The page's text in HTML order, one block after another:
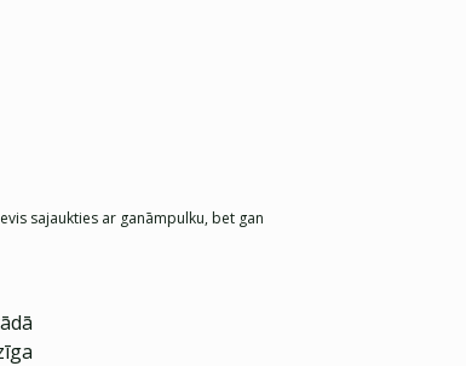
sajaukties ar ganāmpulku, bet gan